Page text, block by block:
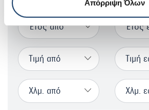
Απόρριψη Όλων
Έτος από Έτος εώς
Τιμή από Τιμή εώς
Χλμ. από Χλμ. εώς